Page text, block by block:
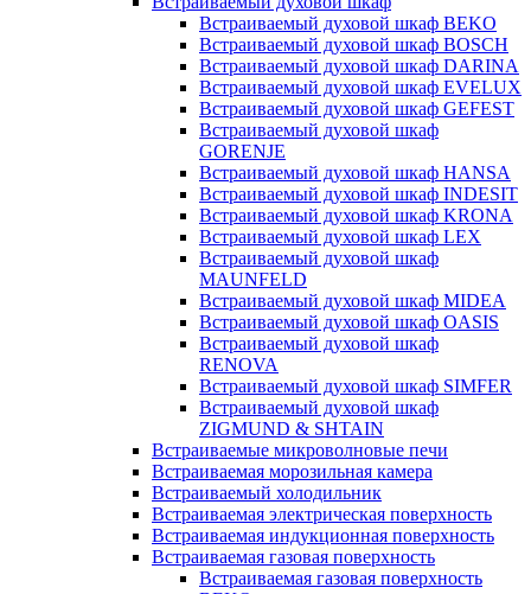
Встраиваемый духовой шкаф BEKO
Встраиваемый духовой шкаф BOSCH
Встраиваемый духовой шкаф DARINA
Встраиваемый духовой шкаф EVELUX
Встраиваемый духовой шкаф GEFEST
Встраиваемый духовой шкаф
GORENJE
Встраиваемый духовой шкаф HANSA
Встраиваемый духовой шкаф INDESIT
Встраиваемый духовой шкаф KRONA
Встраиваемый духовой шкаф LEX
Встраиваемый духовой шкаф
MAUNFELD
Встраиваемый духовой шкаф MIDEA
Встраиваемый духовой шкаф OASIS
Встраиваемый духовой шкаф
RENOVA
Встраиваемый духовой шкаф SIMFER
Встраиваемый духовой шкаф
ZIGMUND & SHTAIN
Встраиваемые микроволновые печи
Встраиваемая морозильная камера
Встраиваемый холодильник
Встраиваемая электрическая поверхность
Встраиваемая индукционная поверхность
Встраиваемая газовая поверхность
Встраиваемая газовая поверхность